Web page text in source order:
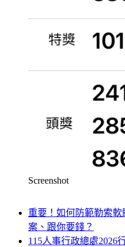
Screenshot
重要！如何防範勒索
案、跟你要錢？
115人事行政總處2026